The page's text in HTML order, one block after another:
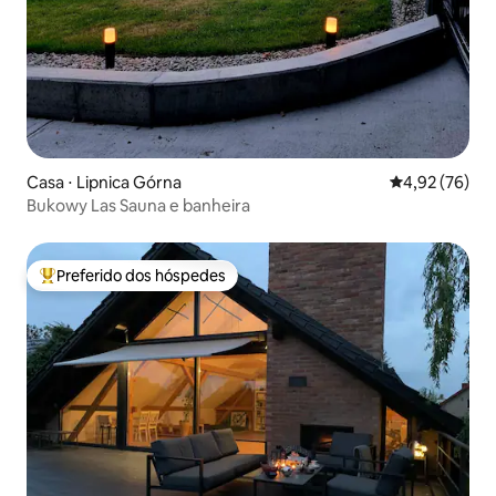
Casa ⋅ Lipnica Górna 4,92 de uma
4,92 (76)
Bukowy Las Sauna e banheira
Entre os melhores preferidos dos hóspedes
Preferido dos hóspedes